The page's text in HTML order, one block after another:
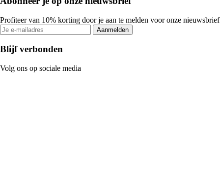
Profiteer van 10% korting door je aan te melden voor onze nieuwsbrief
Aanmelden
Blijf verbonden
Volg ons op sociale media